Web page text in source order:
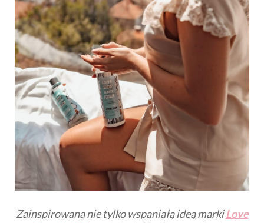
Zainspirowana nie tylko wspaniałą ideą markiLove